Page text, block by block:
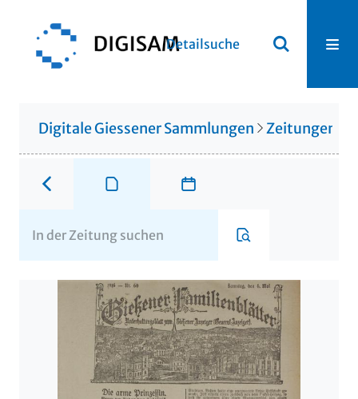
Detailsuche
Digitale Giessener Sammlungen Zeitungen